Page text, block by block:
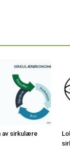
av sirkulære